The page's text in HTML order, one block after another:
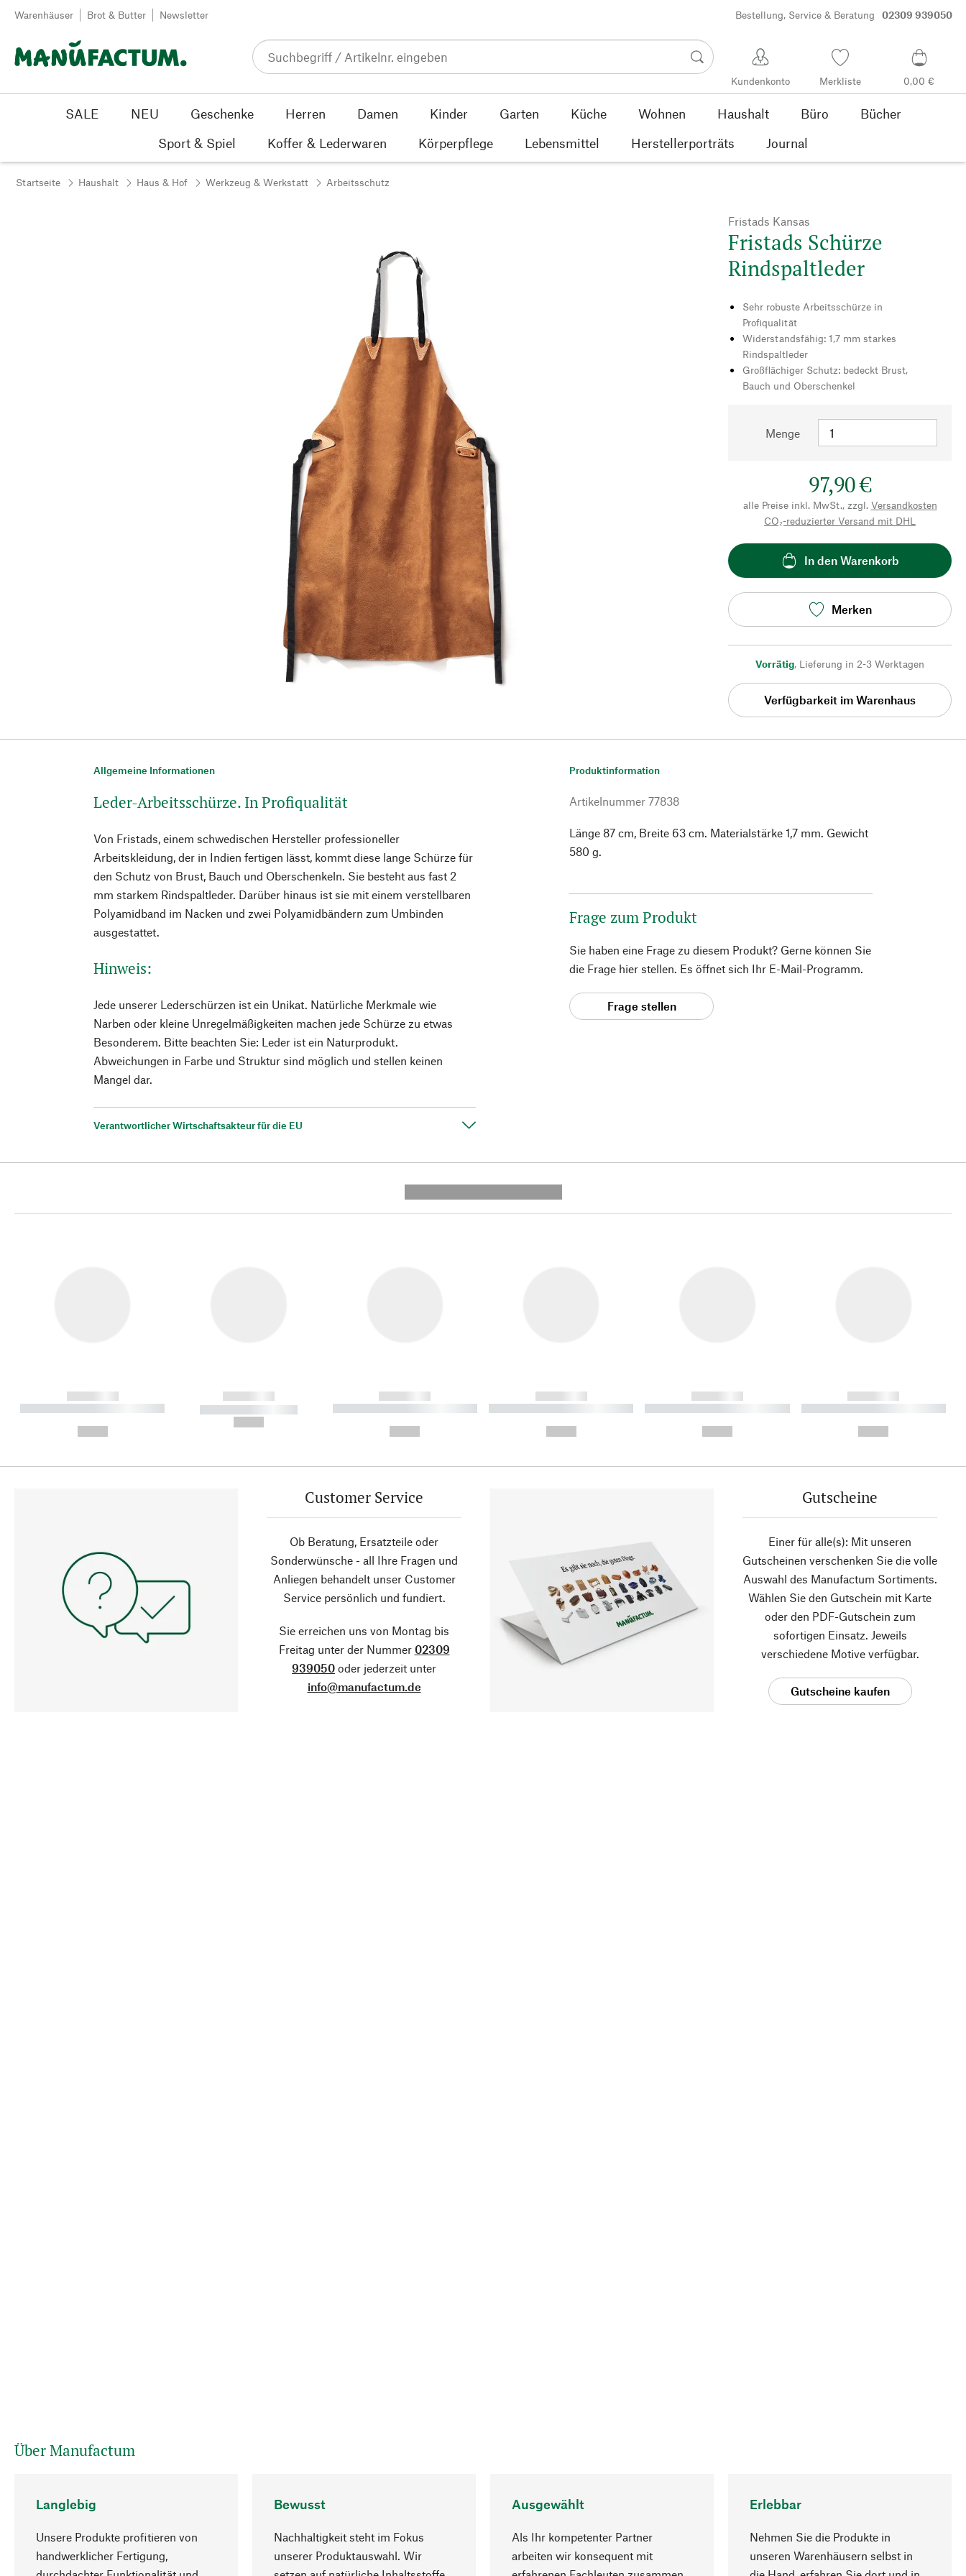
Zum Inhalt springen
Warenhäuser Brot & Butter Newsletter Bestellung, Service & Beratung 02309 939050
Kundenkonto Merkliste 0,00 €
SALE NEU Geschenke Herren Damen Kinder Garten Küche Wohnen Haushalt Büro
Bücher
Sport & Spiel
Koffer & Lederwaren Körperpflege Lebensmittel Herstellerporträts Journal
Startseite Haushalt Haus & Hof Werkzeug & Werkstatt Arbeitsschutz
Fristads Kansas
Fristads Schürze
Rindspaltleder
Sehr robuste Arbeitsschürze in
Profiqualität
Widerstandsfähig: 1,7 mm starkes
Rindspaltleder
Großflächiger Schutz: bedeckt Brust,
Bauch und Oberschenkel
Menge
97,90 €
alle Preise inkl. MwSt., zzgl. Versandkosten
CO₂-reduzierter Versand mit DHL
In den Warenkorb
Merken
Vorrätig, Lieferung in 2-3 Werktagen
Verfügbarkeit im Warenhaus
Allgemeine Informationen
Leder-Arbeitsschürze. In Profiqualität
Von Fristads, einem schwedischen Hersteller professioneller
Arbeitskleidung, der in Indien fertigen lässt, kommt diese lange Schürze für
den Schutz von Brust, Bauch und Oberschenkeln. Sie besteht aus fast 2
mm starkem Rindspaltleder. Darüber hinaus ist sie mit einem verstellbaren
Polyamidband im Nacken und zwei Polyamidbändern zum Umbinden
ausgestattet.
Hinweis:
Jede unserer Lederschürzen ist ein Unikat. Natürliche Merkmale wie
Narben oder kleine Unregelmäßigkeiten machen jede Schürze zu etwas
Besonderem. Bitte beachten Sie: Leder ist ein Naturprodukt.
Abweichungen in Farbe und Struktur sind möglich und stellen keinen
Mangel dar.
Verantwortlicher Wirtschaftsakteur für die EU
Produktinformation
Artikelnummer 77838
Länge 87 cm, Breite 63 cm. Materialstärke 1,7 mm. Gewicht
580 g.
Frage zum Produkt
Sie haben eine Frage zu diesem Produkt? Gerne können Sie
die Frage hier stellen. Es öffnet sich Ihr E-Mail-Programm.
Frage stellen
------------
----------- ----------- ----------
------------
----------- -----------
------------
----------- ----------- ----------
------------
----------- ----------- ----------
------------
----------- ----------- ----------
------------
----------- ----------- ----------
Customer Service
Ob Beratung, Ersatzteile oder
Sonderwünsche - all Ihre Fragen und
Anliegen behandelt unser Customer
Service persönlich und fundiert.
Sie erreichen uns von Montag bis
Freitag unter der Nummer 02309
939050 oder jederzeit unter
info@manufactum.de
Gutscheine
Einer für alle(s): Mit unseren
Gutscheinen verschenken Sie die volle
Auswahl des Manufactum Sortiments.
Wählen Sie den Gutschein mit Karte
oder den PDF-Gutschein zum
sofortigen Einsatz. Jeweils
verschiedene Motive verfügbar.
Gutscheine kaufen
Über Manufactum
Langlebig
Unsere Produkte profitieren von
handwerklicher Fertigung,
Bewusst
Nachhaltigkeit steht im Fokus
unserer Produktauswahl. Wir
Ausgewählt
Als Ihr kompetenter Partner
arbeiten wir konsequent mit
Erlebbar
Nehmen Sie die Produkte in
unseren Warenhäusern selbst in